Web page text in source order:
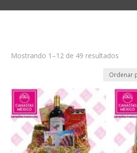
Mostrando 1–12 de 49 resultados
latest